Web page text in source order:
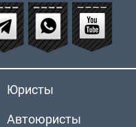
Юристы
Автоюристы